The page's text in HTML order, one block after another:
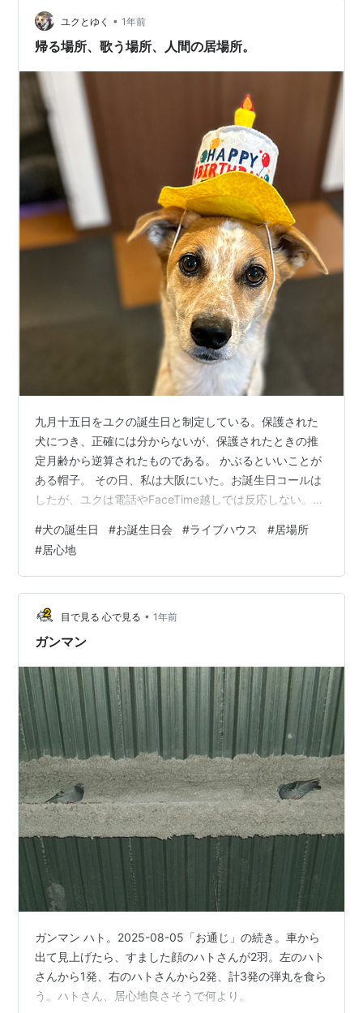
びたとき。 「お前なんか嫌いだ！」 「帰れ！」 そう言
われても、私は帰れない。仕事だか…
ユクとゆく • 1年前
帰る場所、歌う場所、人間の居場所。
九月十五日をユクの誕生日と制定している。保護された
犬につき、正確には分からないが、保護されたときの推
定月齢から逆算されたものである。 かぶるといいことが
ある帽子。 その日、私は大阪にいた。お誕生日コールは
したが、ユクは電話やFaceTime越しでは反応しない。見
は微々たるものだ。匂いや物理的な気配を中心に生きて
いるようである。 鎌倉の空とは少し違う大阪の空。 私は
五年ぶりにステージに立った。ロックバンドでの演奏
だ。結成は三十年以上前のことになる。もうやらないか
も知れないな、とここ数年は思ってきたが、出演の依頼
があり、それを受けることを決めた。練…
#犬の誕生日 #お誕生日会 #ライブハウス #居場所
#居心地
目で見る 心で見る • 1年前
ガンマン
ガンマン ハト。2025-08-05「お通じ」の続き。車から
出て見上げたら、すました顔のハトさんが2羽。左のハト
さんから1発、右のハトさんから2発、計3発の弾丸を食ら
う。ハトさん、居心地良さそうで何より。